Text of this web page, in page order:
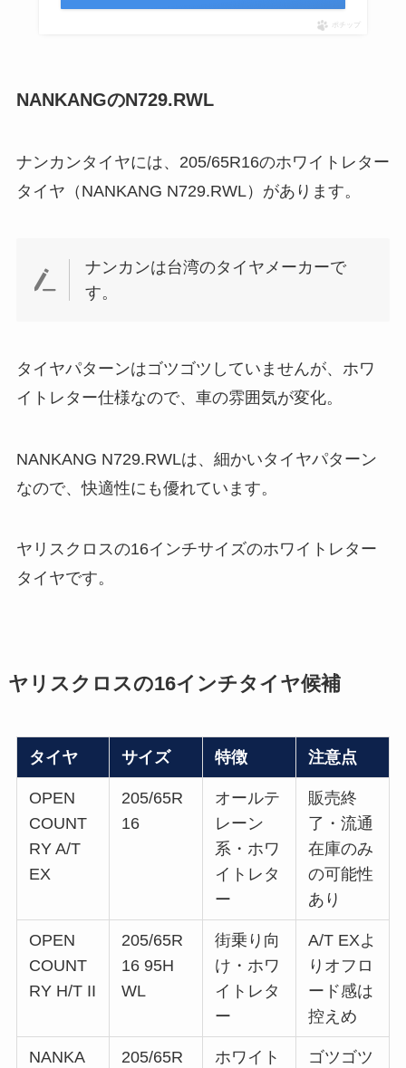
ポチップ
NANKANGのN729.RWL
ナンカンタイヤには、205/65R16のホワイトレター
タイヤ（NANKANG N729.RWL）があります。
ナンカンは台湾のタイヤメーカーで
す。
タイヤパターンはゴツゴツしていませんが、ホワ
イトレター仕様なので、車の雰囲気が変化。
NANKANG N729.RWLは、細かいタイヤパターン
なので、快適性にも優れています。
ヤリスクロスの16インチサイズのホワイトレター
タイヤです。
ヤリスクロスの16インチタイヤ候補
タイヤ サイズ 特徴 注意点
OPEN
COUNT
RY A/T
EX
205/65R
16
オールテ
レーン
系・ホワ
イトレタ
ー
販売終
了・流通
在庫のみ
の可能性
あり
OPEN
COUNT
RY H/T II
205/65R
16 95H
WL
街乗り向
け・ホワ
イトレタ
ー
A/T EXよ
りオフロ
ード感は
控えめ
NANKA
205/65R
ホワイト
ゴツゴツ